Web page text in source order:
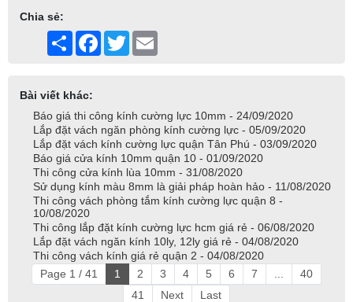
Chia sẻ:
Share Facebook
Twitter
Bài viết khác:
Báo giá thi công kính cường lực 10mm - 24/09/2020
Lắp đặt vách ngăn phòng kính cường lực - 05/09/2020
Lắp đặt vách kính cường lực quận Tân Phú - 03/09/2020
Báo giá cửa kính 10mm quận 10 - 01/09/2020
Thi công cửa kính lùa 10mm - 31/08/2020
Sử dụng kính màu 8mm là giải pháp hoàn hảo - 11/08/2020
Thi công vách phòng tắm kính cường lực quận 8 -
10/08/2020
Thi công lắp đặt kính cường lực hcm giá rẻ - 06/08/2020
Lắp đặt vách ngăn kính 10ly, 12ly giá rẻ - 04/08/2020
Thi công vách kính giá rẻ quận 2 - 04/08/2020
Page 1 / 41
1 2 3 4 5 6 7
40
41
Next Last